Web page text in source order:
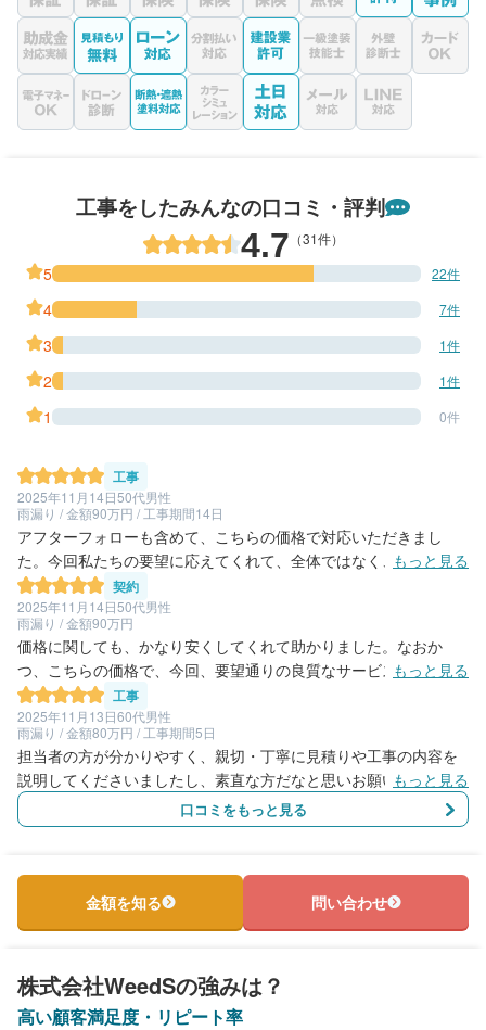
工事をしたみんなの口コミ・評判
4.7 （31件）
5 22件
4 7件
3 1件
2 1件
1 0件
工事
2025年11月14日50代男性
雨漏り / 金額90万円 / 工事期間14日
アフターフォローも含めて、こちらの価格で対応いただきまし
た。今回私たちの要望に応えてくれて、全体ではなく、限定的に
工事もやっていただきました。雨漏りの技術が売りの業者さんで
すが、自分の利益にならないところに関しても、しっかり教えて
くれたのでとても好感を持ちましたし、信頼できると感じまし
た。将来的に工事が、ほかの箇所でも必要になった際も、ぜひま
たお願いしたいと思っています。
もっと見る
契約
2025年11月14日50代男性
雨漏り / 金額90万円
価格に関しても、かなり安くしてくれて助かりました。なおか
つ、こちらの価格で、今回、要望通りの良質なサービス内容でご
対応いただきました。また担当された方が、現在の劣化状況、そ
の要因、どういう工事をすればよいかなども、非常に詳しくわか
りやすくお伝えしてくれたので、素人の私に対しても非常に理解
しやすく、良かったです。
もっと見る
工事
2025年11月13日60代男性
雨漏り / 金額80万円 / 工事期間5日
担当者の方が分かりやすく、親切・丁寧に見積りや工事の内容を
説明してくださいましたし、素直な方だなと思いお願いしまし
た。工事も工程表通りで、知り合いにおすすめの業者を聞かれた
のでこちらの業者をおすすめしました。
もっと見る
口コミをもっと見る
金額を知る 問い合わせ
株式会社WeedSの強みは？
高い顧客満足度・リピート率